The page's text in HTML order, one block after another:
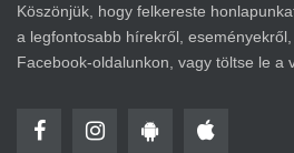
Köszönjük, hogy felkereste
a legfontosabb hírekről,
Facebook-oldalunkon, vagy töltse le a